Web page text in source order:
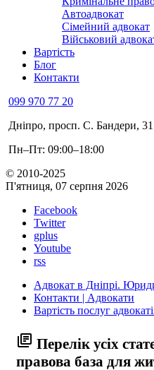
Автоадвокат
Сімейний адвокат
Військовий
Вартість
Блог
Контакти
099 970 77 20
Дніпро, просп. С. Бандери, 31
Пн–Пт: 09:00–18:00
© 2010-2025
П'ятниця, 07 серпня 2026
Facebook
Twitter
gplus
Youtube
rss
Адвокат в Дніпрі.
Контакти | Адвокати
Вартість послуг
library_books Перелік усіх
правова база для